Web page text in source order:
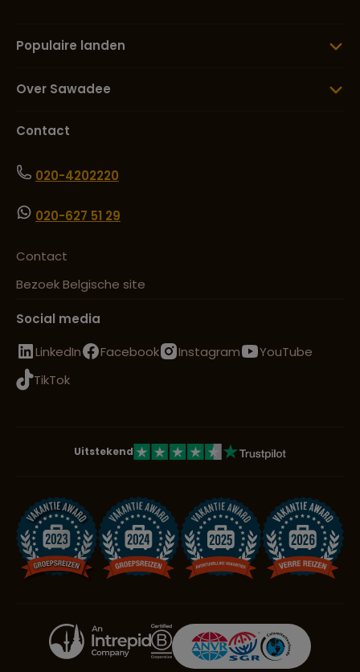
Populaire landen
Over Sawadee
Contact
020-4202220
020-627 51 29
Contact
Bezoek Belgische site
Social media
LinkedIn
Facebook Instagram
YouTube
TikTok
Uitstekend